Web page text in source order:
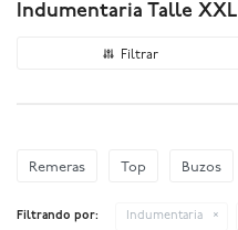
Indumentaria Talle XXL
Remeras Top Buzos
Filtrando por: Indumentaria